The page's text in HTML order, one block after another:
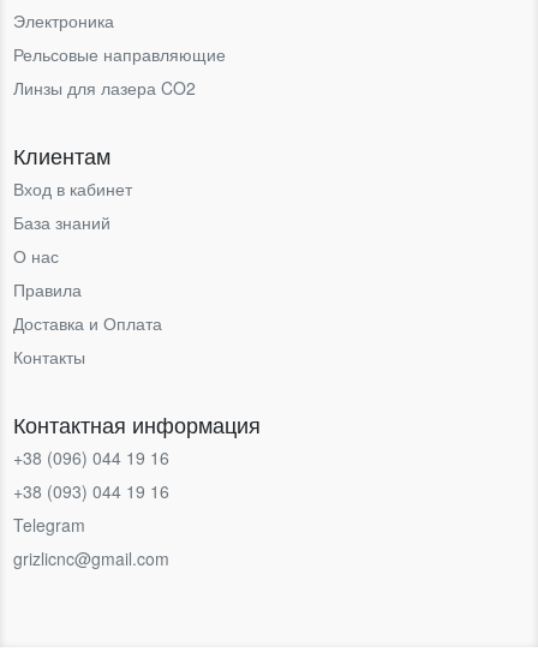
Электроника
Рельсовые направляющие
Линзы для лазера CO2
Клиентам
Вход в кабинет
База знаний
О нас
Правила
Доставка и Оплата
Контакты
Контактная информация
+38 (096) 044 19 16
+38 (093) 044 19 16
Telegram
grizlicnc@gmail.com